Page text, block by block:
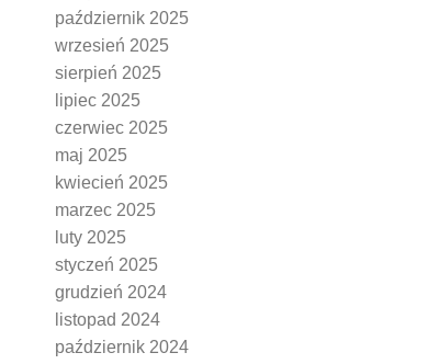
październik 2025
wrzesień 2025
sierpień 2025
lipiec 2025
czerwiec 2025
maj 2025
kwiecień 2025
marzec 2025
luty 2025
styczeń 2025
grudzień 2024
listopad 2024
październik 2024